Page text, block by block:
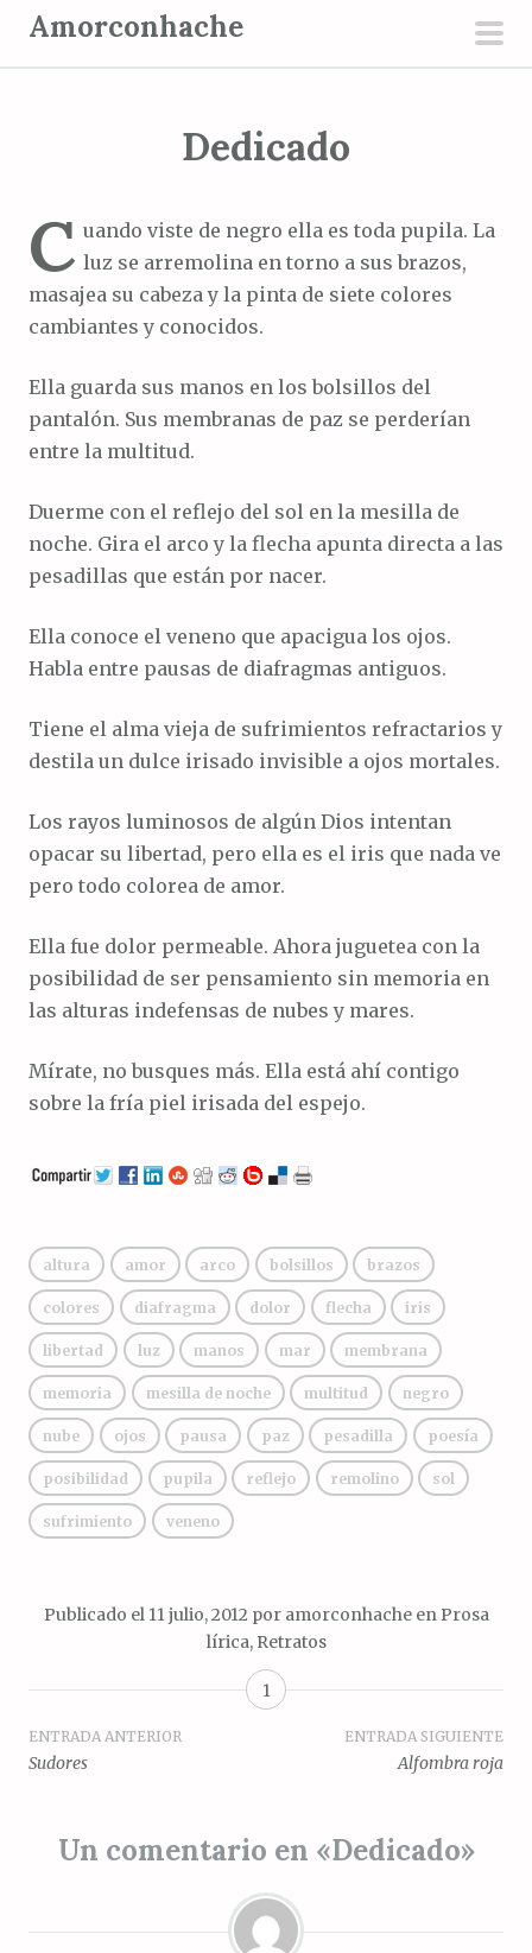
Amorconhache
Dedicado
C uando viste de negro ella es toda pupila. La
luz se arremolina en torno a sus brazos,
masajea su cabeza y la pinta de siete colores
cambiantes y conocidos.
Ella guarda sus manos en los bolsillos del
pantalón. Sus membranas de paz se perderían
entre la multitud.
Duerme con el reflejo del sol en la mesilla de
noche. Gira el arco y la flecha apunta directa a las
pesadillas que están por nacer.
Ella conoce el veneno que apacigua los ojos.
Habla entre pausas de diafragmas antiguos.
Tiene el alma vieja de sufrimientos refractarios y
destila un dulce irisado invisible a ojos mortales.
Los rayos luminosos de algún Dios intentan
opacar su libertad, pero ella es el iris que nada ve
pero todo colorea de amor.
Ella fue dolor permeable. Ahora juguetea con la
posibilidad de ser pensamiento sin memoria en
las alturas indefensas de nubes y mares.
Mírate, no busques más. Ella está ahí contigo
sobre la fría piel irisada del espejo.
altura amor arco bolsillos brazos
colores diafragma dolor flecha iris
libertad luz manos mar membrana
memoria mesilla de noche multitud negro
nube ojos pausa paz pesadilla poesía
posibilidad pupila reflejo remolino sol
sufrimiento veneno
Publicado el 11 julio, 2012 por amorconhacheen Prosa
lírica, Retratos
1
Navegación
entradas
ENTRADA ANTERIOR
Sudores
ENTRADA SIGUIENTE
Alfombra roja
Un comentario en «Dedicado»